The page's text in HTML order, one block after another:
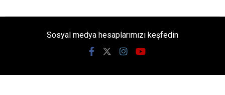
Sosyal medya hesaplarımızı keşfedin